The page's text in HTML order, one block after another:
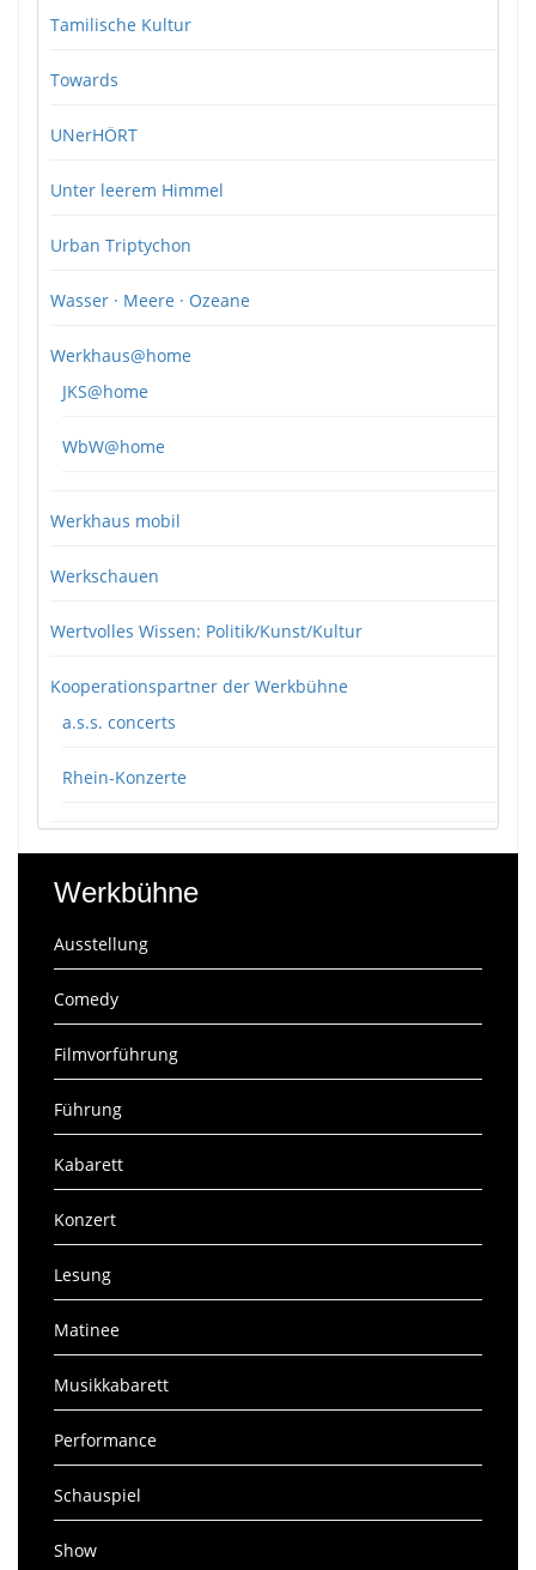
Tamilische Kultur
Towards
UNerHÖRT
Unter leerem Himmel
Urban Triptychon
Wasser · Meere · Ozeane
Werkhaus@home
JKS@home
WbW@home
Werkhaus mobil
Werkschauen
Wertvolles Wissen: Politik/Kunst/Kultur
Kooperationspartner der Werkbühne
a.s.s. concerts
Rhein-Konzerte
Werkbühne
Ausstellung
Comedy
Filmvorführung
Führung
Kabarett
Konzert
Lesung
Matinee
Musikkabarett
Performance
Schauspiel
Show